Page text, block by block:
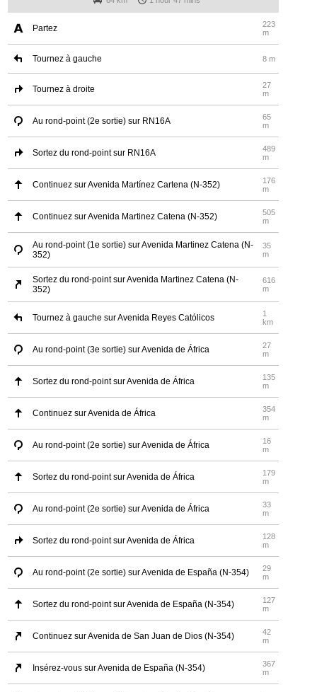
Partez
223
m
Tournez à gauche 8 m
Tournez à droite
27
m
Au rond-point (2e sortie) sur RN16A
65
m
Sortez du rond-point sur RN16A
489
m
Continuez sur Avenida Martínez Cartena (N-352)
176
m
Continuez sur Avenida Martinez Catena (N-352)
505
m
Au rond-point (1e sortie) sur Avenida Martinez Catena (N-
352)
35
m
Sortez du rond-point sur Avenida Martinez Catena (N-
352)
616
m
Tournez à gauche sur Avenida Reyes Católicos
1
km
Au rond-point (3e sortie) sur Avenida de África
27
m
Sortez du rond-point sur Avenida de África
135
m
Continuez sur Avenida de África
354
m
Au rond-point (2e sortie) sur Avenida de África
16
m
Sortez du rond-point sur Avenida de África
179
m
Au rond-point (2e sortie) sur Avenida de África
33
m
Sortez du rond-point sur Avenida de África
128
m
Au rond-point (2e sortie) sur Avenida de España (N-354)
29
m
Sortez du rond-point sur Avenida de España (N-354)
127
m
Continuez sur Avenida de San Juan de Dios (N-354)
42
m
Insérez-vous sur Avenida de España (N-354)
367
m